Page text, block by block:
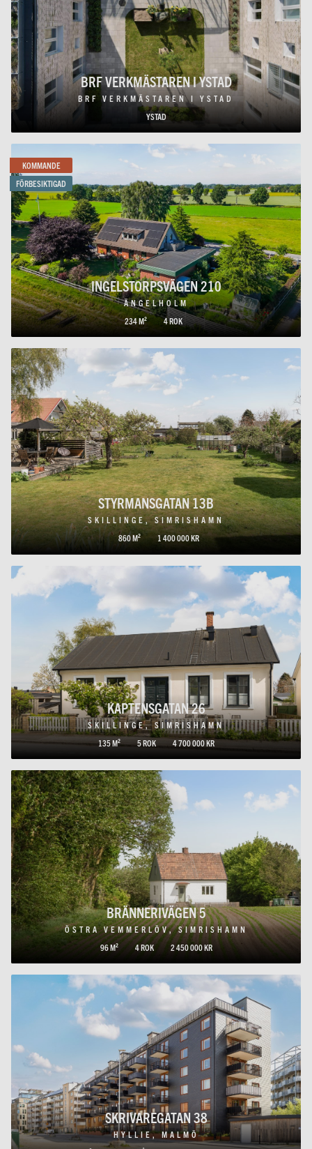
BRF VERKMÄSTAREN I YSTAD
BRF VERKMÄSTAREN I YSTAD
YSTAD
INGELSTORPSVÄGEN 210
ÄNGELHOLM
234 M²
4 ROK
KOMMANDE
FÖRBESIKTIGAD
STYRMANSGATAN 13B
SKILLINGE, SIMRISHAMN
860 M²
1 400 000 KR
KAPTENSGATAN 26
SKILLINGE, SIMRISHAMN
135 M²
5 ROK 4 700 000 KR
BRÄNNERIVÄGEN 5
ÖSTRA VEMMERLÖV, SIMRISHAMN
96 M²
4 ROK 2 450 000 KR
SKRIVAREGATAN 38
HYLLIE, MALMÖ